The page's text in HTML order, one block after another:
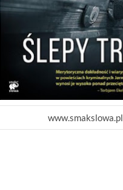
www.smakslowa.pl